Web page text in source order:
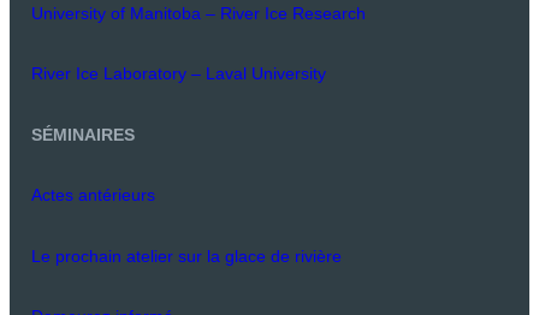
University of Manitoba – River Ice Research
River Ice Laboratory – Laval University
SÉMINAIRES
Actes antérieurs
Le prochain atelier sur la glace de rivière